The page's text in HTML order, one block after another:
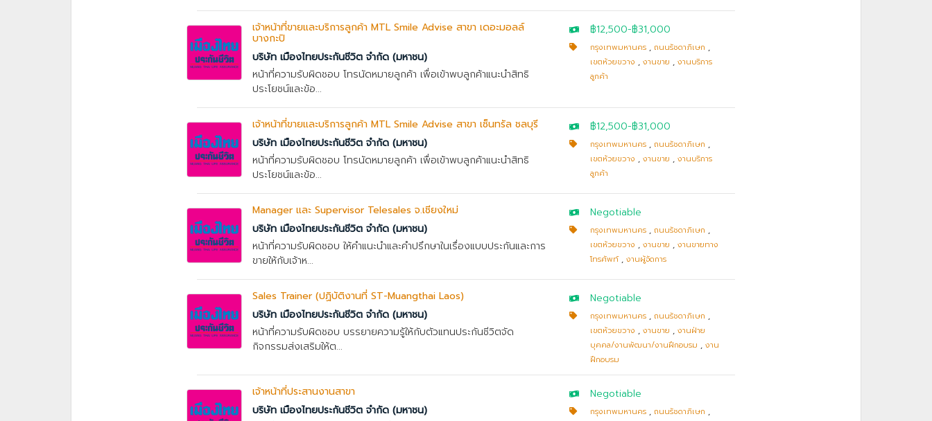
เจ้าหน้าที่ขายและบริการลูกค้า MTL Smile Advise สาขา เดอะมอลล์
บางกะปิ
บริษัท เมืองไทยประกันชีวิต จำกัด (มหาชน)
หน้าที่ความรับผิดชอบ โทรนัดหมายลูกค้า เพื่อเข้าพบลูกค้าแนะนำสิทธิ
ประโยชน์และข้อ...
฿12,500-฿31,000
กรุงเทพมหานคร ,ถนนรัชดาภิเษก ,
เขตห้วยขวาง ,งานขาย ,งานบริการ
ลูกค้า
เจ้าหน้าที่ขายและบริการลูกค้า MTL Smile Advise สาขา เซ็นทรัล ชลบุรี
บริษัท เมืองไทยประกันชีวิต จำกัด (มหาชน)
หน้าที่ความรับผิดชอบ โทรนัดหมายลูกค้า เพื่อเข้าพบลูกค้าแนะนำสิทธิ
ประโยชน์และข้อ...
฿12,500-฿31,000
กรุงเทพมหานคร ,ถนนรัชดาภิเษก ,
เขตห้วยขวาง ,งานขาย ,งานบริการ
ลูกค้า
Manager และ Supervisor Telesales จ.เชียงใหม่
บริษัท เมืองไทยประกันชีวิต จำกัด (มหาชน)
หน้าที่ความรับผิดชอบ ให้คำแนะนำและคำปรึกษาในเรื่องแบบประกันและการ
ขายให้กับเจ้าห...
Negotiable
กรุงเทพมหานคร ,ถนนรัชดาภิเษก ,
เขตห้วยขวาง ,งานขาย ,งานขายทาง
โทรศัพท์,งานผู้จัดการ
Sales Trainer (ปฏิบัติงานที่ ST-Muangthai Laos)
บริษัท เมืองไทยประกันชีวิต จำกัด (มหาชน)
หน้าที่ความรับผิดชอบ บรรยายความรู้ให้กับตัวแทนประกันชีวิตจัด
กิจกรรมส่งเสริมให้ต...
Negotiable
กรุงเทพมหานคร ,ถนนรัชดาภิเษก ,
เขตห้วยขวาง ,งานขาย ,งานฝ่าย
บุคคล/งานพัฒนา/งานฝึกอบรม ,งาน
ฝึกอบรม
เจ้าหน้าที่ประสานงานสาขา
บริษัท เมืองไทยประกันชีวิต จำกัด (มหาชน)
Negotiable
กรุงเทพมหานคร ,ถนนรัชดาภิเษก ,